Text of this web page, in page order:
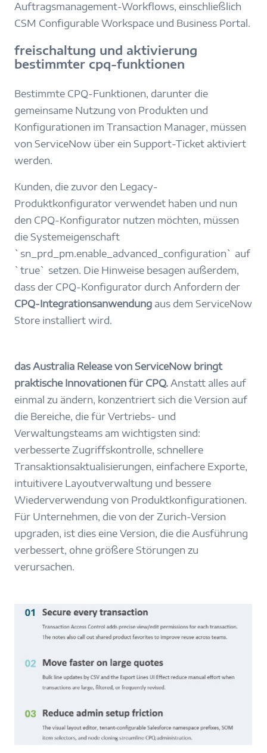
Auftragsmanagement-Workflows, einschließlich
CSM Configurable Workspace und Business Portal.
freischaltung und aktivierung
bestimmter cpq-funktionen
Bestimmte CPQ-Funktionen, darunter die
gemeinsame Nutzung von Produkten und
Konfigurationen im Transaction Manager, müssen
von ServiceNow über ein Support-Ticket aktiviert
werden.
Kunden, die zuvor den Legacy-
Produktkonfigurator verwendet haben und nun
den CPQ-Konfigurator nutzen möchten, müssen
die Systemeigenschaft
`sn_prd_pm.enable_advanced_configuration` auf
`true` setzen. Die Hinweise besagen außerdem,
dass der CPQ-Konfigurator durch Anfordern der
CPQ-Integrationsanwendung aus dem ServiceNow
Store installiert wird.
das Australia Release von ServiceNow bringt
praktische Innovationen für CPQ. Anstatt alles auf
einmal zu ändern, konzentriert sich die Version auf
die Bereiche, die für Vertriebs- und
Verwaltungsteams am wichtigsten sind:
verbesserte Zugriffskontrolle, schnellere
Transaktionsaktualisierungen, einfachere Exporte,
intuitivere Layoutverwaltung und bessere
Wiederverwendung von Produktkonfigurationen.
Für Unternehmen, die von der Zurich-Version
upgraden, ist dies eine Version, die die Ausführung
verbessert, ohne größere Störungen zu
verursachen.